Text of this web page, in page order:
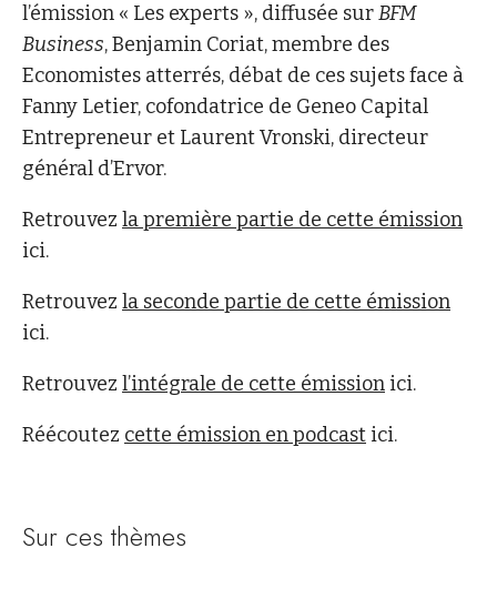
l’émission « Les experts », diffusée surBFM
Business, Benjamin Coriat, membre des
Economistes atterrés, débat de ces sujets face à
Fanny Letier, cofondatrice de Geneo Capital
Entrepreneur et Laurent Vronski, directeur
général d’Ervor.
Retrouvez la première partie de cette émission
ici.
Retrouvez la seconde partie de cette émission
ici.
Retrouvez l’intégrale de cette émission ici.
Réécoutez cette émission en podcast ici.
Sur ces thèmes